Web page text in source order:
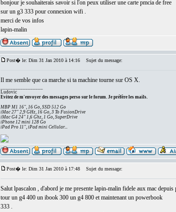
bonjour je souhaiterais savoir si l'on peux utiliser une carte pmcia de free
sur un g3 333 pour connexion wifi .
merci de vos infos
lapin-malin
Post� le: Dim 31 Jan 2010 à 14:16 Sujet du message:
Il me semble que ca marche si ta machine tourne sur OS X.
Ludovic
Evitez de m'envoyer des messages perso sur le forum. Je préfère les mails.
MBP M1 16", 16 Go, SSD 512 Go
iMac 27" 2,9 GHz, 16 Go, 3 To FusionDrive
iMac G4 24" 1,6 Ghz, 1 Go, SuperDrive
iPhone 12 mini 128 Go
iPad Pro 11", iPad mini Cellular...
Post� le: Dim 31 Jan 2010 à 17:48 Sujet du message:
Salut lpascalon , d'abord je me presente lapin-malin fidele aux mac
tour un g4 400 un ibook 300 un g4 800 et maintenant un powerbook
333 .